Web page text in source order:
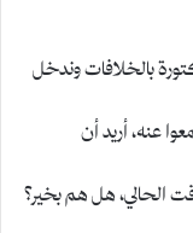
بالخلافات وندخل
عنه، أريد أن
الحالي، هل هم بخير؟